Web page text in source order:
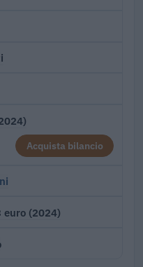
Acquista bilancio
euro (2024)